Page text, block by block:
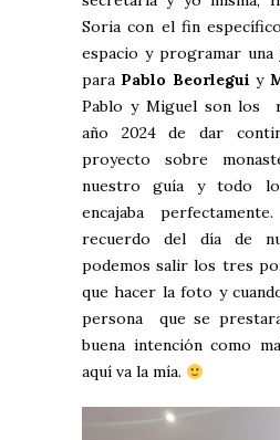
Soria con el fin
espacio y programar
para Pablo Beorlegui y
Pablo y Miguel son los
año 2024 de dar
proyecto sobre
nuestro guía y todo
encajaba
recuerdo del día de
podemos salir los tres
que hacer la foto y
persona que se
buena intención como
aquí va la mía.